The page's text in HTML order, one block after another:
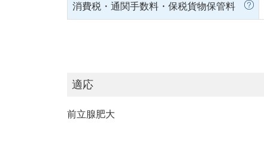
消費税・通関手数料・保税貨物保管料
適応
前立腺肥大